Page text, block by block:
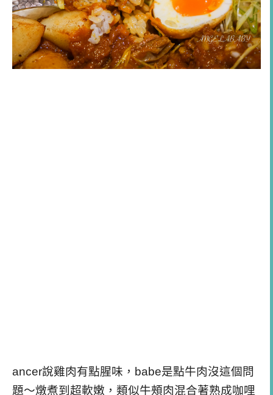
ancer說雞肉有點腥味，babe是點牛肉沒這個問
題～燉煮到超軟嫩，類似牛頰肉混合著熟成咖哩